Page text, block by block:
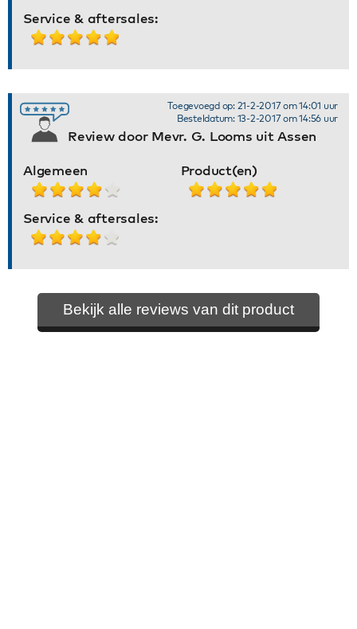
Service & aftersales:
Review door Mevr. G. Looms uit Assen
Toegevoegd op: 21-2-2017 om 14:01 uur
Besteldatum: 13-2-2017 om 14:56 uur
Algemeen Product(en)
Service & aftersales:
Bekijk alle reviews van dit product